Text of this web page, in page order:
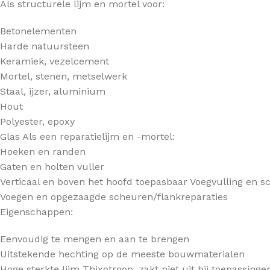
Als structurele lijm en mortel voor:
Betonelementen
Harde natuursteen
Keramiek, vezelcement
Mortel, stenen, metselwerk
Staal, ijzer, aluminium
Hout
Polyester, epoxy
Glas Als een reparatielijm en -mortel:
Hoeken en randen
Gaten en holten vuller
Verticaal en boven het hoofd toepasbaar Voegvulling en
Voegen en opgezaagde scheuren/flankreparaties
Eigenschappen:
Eenvoudig te mengen en aan te brengen
Uitstekende hechting op de meeste bouwmaterialen